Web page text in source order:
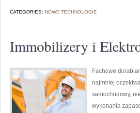
CATEGORIES: NOWE TECHNOLOGIE
Immobilizery i
Fachowe
najmniej
samochodowy,
wykonania